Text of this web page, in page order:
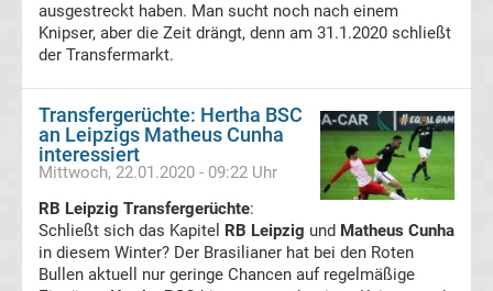
Transfergerüchte
Dortmund
Transfergerüchte
Borussia
ausgestreckt haben. Man sucht noch nach einem
Knipser, aber die Zeit drängt, denn am 31.1.2020 schließt
der Transfermarkt.
Transfergerüchte: Hertha BSC
an Leipzigs Matheus Cunha
interessiert
Mittwoch, 22.01.2020 - 09:22 Uhr
RB Leipzig Transfergerüchte:
Schließt sich das Kapitel RB Leipzig und Matheus Cunha
in diesem Winter? Der Brasilianer hat bei den Roten
Bullen aktuell nur geringe Chancen auf regelmäßige